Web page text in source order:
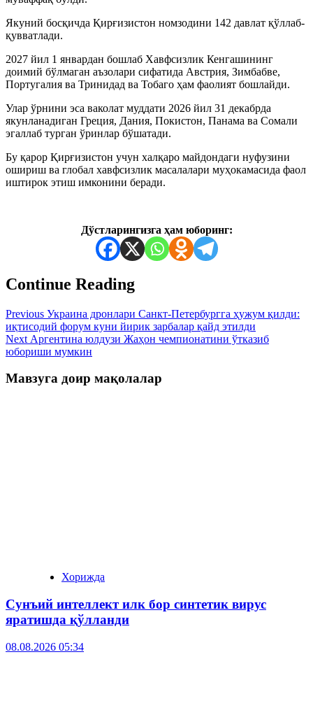
Якуний босқичда Қирғизистон номзодини 142 давлат қўллаб-
қувватлади.
2027 йил 1 январдан бошлаб Хавфсизлик Кенгашининг
доимий бўлмаган аъзолари сифатида Австрия, Зимбабве,
Португалия ва Тринидад ва Тобаго ҳам фаолият бошлайди.
Улар ўрнини эса ваколат муддати 2026 йил 31 декабрда
якунланадиган Греция, Дания, Покистон, Панама ва Сомали
эгаллаб турган ўринлар бўшатади.
Бу қарор Қирғизистон учун халқаро майдондаги нуфузини
ошириш ва глобал хавфсизлик масалалари муҳокамасида фаол
иштирок этиш имконини беради.
Дўстларингизга ҳам юборинг:
Continue Reading
Previous Украина дронлари Санкт-Петербургга ҳужум қилди:
иқтисодий форум куни йирик зарбалар қайд этилди
Next Аргентина юлдузи Жаҳон чемпионатини ўтказиб
юбориши мумкин
Мавзуга доир мақолалар
Хорижда
Сунъий интеллект илк бор синтетик вирус
яратишда қўлланди
08.08.2026 05:34